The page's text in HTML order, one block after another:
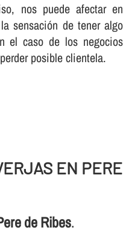
nos puede afectar en
sensación de tener algo
el caso de los negocios
posible clientela.
EN PERE
de Ribes.